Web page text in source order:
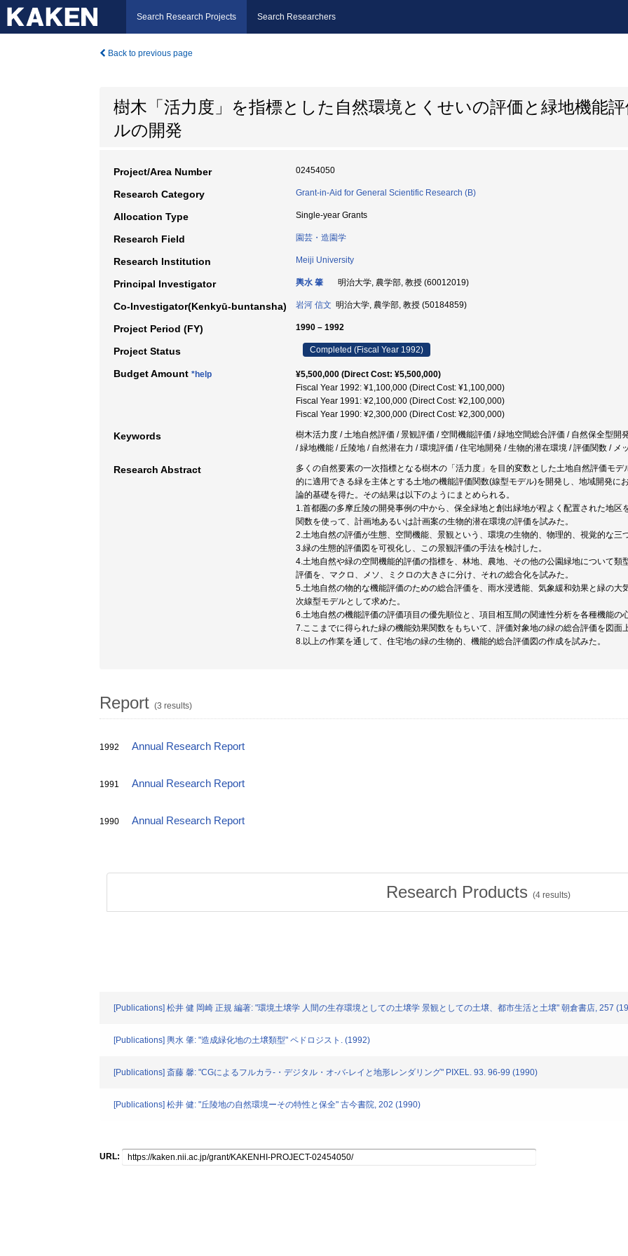
Search Research Projects Search Researchers
Back to previous page
樹木「活力度」を指標とした自然環境とくせいの評価と緑地機能
ルの開発
Project/Area Number 02454050
Research Category Grant-in-Aid for General Scientific Research (B)
Allocation Type Single-year Grants
Research Field 園芸・造園学
Research Institution Meiji University
Principal Investigator 輿水 肇 明治大学, 農学部, 教授 (60012019)
Co-Investigator(Kenkyū-buntansha) 岩河 信文 明治大学, 農学部, 教授 (50184859)
Project Period (FY) 1990 – 1992
Project Status Completed (Fiscal Year 1992)
Budget Amount *help
¥5,500,000 (Direct Cost: ¥5,500,000)
Fiscal Year 1992: ¥1,100,000 (Direct Cost: ¥1,100,000)
Fiscal Year 1991: ¥2,100,000 (Direct Cost: ¥2,100,000)
Fiscal Year 1990: ¥2,300,000 (Direct Cost: ¥2,300,000)
Keywords
樹木活力度 / 土地自然評価 / 景観評価 / 空間機能評価 / 緑地空間総合評価 / 自然保全型開
/ 緑地機能 / 丘陵地 / 自然潜在力 / 環境評価 / 住宅地開発 / 生物的潜在環境 / 評価関数 / メ
Research Abstract
多くの自然要素の一次指標となる樹木の「活力度」を目的変数とした土地自然評価モ
的に適用できる緑を主体とする土地の機能評価関数(線型モデル)を開発し、地域開発に
論的基礎を得た。その結果は以下のようにまとめられる。
1.首都圏の多摩丘陵の開発事例の中から、保全緑地と創出緑地が程よく配置された地
関数を使って、計画地あるいは計画案の生物的潜在環境の評価を試みた。
2.土地自然の評価が生態、空間機能、景観という、環境の生物的、物理的、視覚的な三
3.緑の生態的評価図を可視化し、この景観評価の手法を検討した。
4.土地自然や緑の空間機能的評価の指標を、林地、農地、その他の公園緑地について
評価を、マクロ、メソ、ミクロの大きさに分け、それの総合化を試みた。
5.土地自然の物的な機能評価のための総合評価を、雨水浸透能、気象緩和効果と緑の
次線型モデルとして求めた。
6.土地自然の機能評価の評価項目の優先順位と、項目相互間の関連性分析を各種機能の
7.ここまでに得られた緑の機能効果関数をもちいて、評価対象地の緑の総合評価を図面
8.以上の作業を通して、住宅地の緑の生物的、機能的総合評価図の作成を試みた。
Report (3 results)
1992 Annual Research Report
1991 Annual Research Report
1990 Annual Research Report
Research Products (4results)
[Publications] 松井 健 岡崎 正規 編著: "環境土壌学 人間の生存環境としての土壌学 景観としての土壌、都市生活と土壌" 朝倉書店, 257
[Publications] 輿水 肇: "造成緑化地の土壌類型" ペドロジスト. (1992)
[Publications] 斎藤 馨: "CGによるフルカラ-・デジタル・オ-バ-レイと地形レンダリング" PIXEL. 93. 96-99 (1990)
[Publications] 松井 健: "丘陵地の自然環境ーその特性と保全" 古今書院, 202 (1990)
URL: